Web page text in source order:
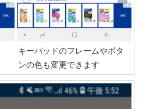
キーパッドのフレームやボタ
ンの色も変更できます